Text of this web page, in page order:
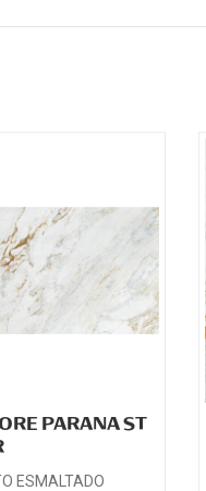
PARANA ST
ESMALTADO